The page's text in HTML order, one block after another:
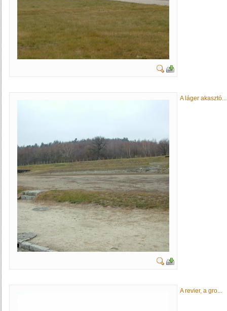
A láger akasztó...
A revier, a gro...